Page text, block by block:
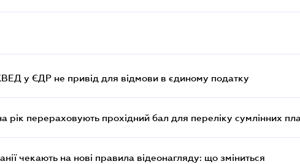
у ЄДР не привід для відмови в єдиному податку
рік перераховують прохідний бал для переліку сумлінних
чекають на нові правила відеонагляду: що зміниться